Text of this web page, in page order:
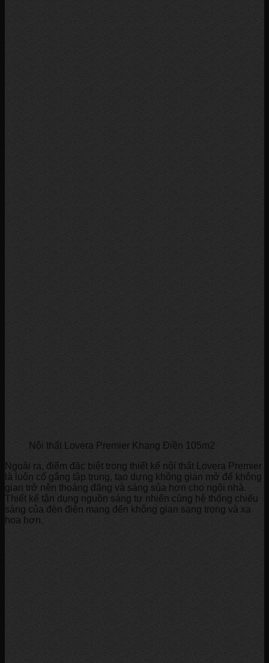
Nội thất Lovera Premier Khang Điền 105m2
Ngoài ra, điểm đặc biệt trong thiết kế nội thất Lovera Premier
là luôn cố gắng tập trung, tạo dựng không gian mở để không
gian trở nên thoáng đãng và sáng sủa hơn cho ngôi nhà.
Thiết kế tận dụng nguồn sáng tự nhiên cùng hệ thống chiếu
sáng của đèn điện mang đến không gian sang trọng và xa
hoa hơn.